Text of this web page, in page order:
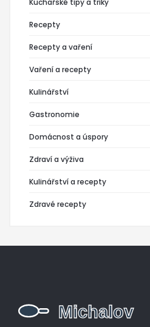
Recepty
Recepty a vaření
Vaření a recepty
Kulinářství
Gastronomie
Domácnost a úspory
Zdraví a výživa
Kulinářství a recepty
Zdravé recepty